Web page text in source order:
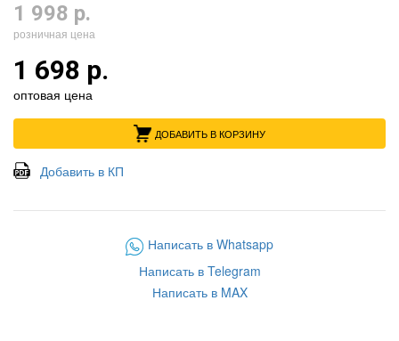
1 998 р.
розничная цена
1 698 р.
оптовая цена
ДОБАВИТЬ В КОРЗИНУ
Добавить в КП
Написать в Whatsapp
Написать в Telegram
Написать в MAX